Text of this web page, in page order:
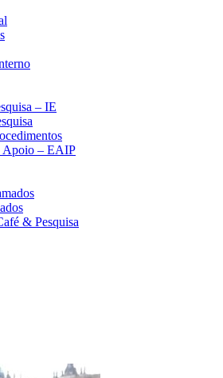
– IE
Apoio – EAIP
& Pesquisa